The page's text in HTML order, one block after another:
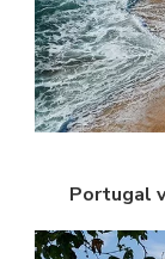
Portugal